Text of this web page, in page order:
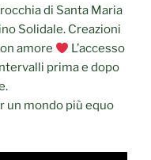
di Santa Maria
Solidale. Creazioni
amore
L’accesso
prima e dopo
un mondo più equo